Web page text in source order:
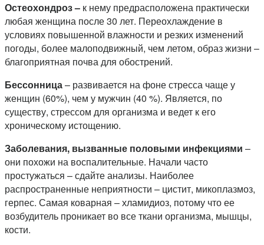
Остеохондроз ­– к нему предрасположена практически
любая женщина после 30 лет. Переохлаждение в
условиях повышенной влажности и резких изменений
погоды, более малоподвижный, чем летом, образ жизни –
благоприятная почва для обострений.
Бессонница– развивается на фоне стресса чаще у
женщин (60%), чем у мужчин (40 %). Является, по
существу, стрессом для организма и ведет к его
хроническому истощению.
Заболевания, вызванные половыми инфекциями –
они похожи на воспалительные. Начали часто
простужаться – сдайте анализы. Наиболее
распространенные неприятности – цистит, микоплазмоз,
герпес. Самая коварная – хламидиоз, потому что ее
возбудитель проникает во все ткани организма, мышцы,
кости.